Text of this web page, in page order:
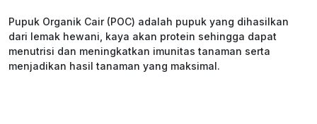
Pupuk Organik Cair (POC) adalah pupuk yang dihasilkan
dari lemak hewani, kaya akan protein sehingga dapat
menutrisi dan meningkatkan imunitas tanaman serta
menjadikan hasil tanaman yang maksimal.